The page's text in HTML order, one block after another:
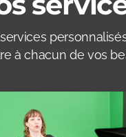
à chacun de vos